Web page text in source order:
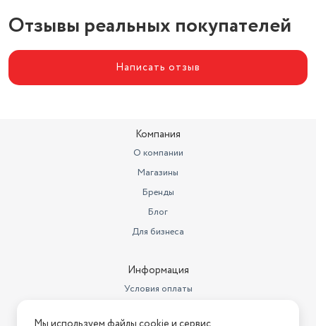
Отзывы реальных покупателей
Написать отзыв
Компания
О компании
Магазины
Бренды
Блог
Для бизнеса
Информация
Условия оплаты